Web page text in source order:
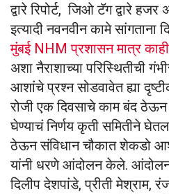
द्वारे रिपोर्ट, जिओ टॅग द्वारे
इत्यादी नवनवीन कामे
मुंबई NHM प्रशासन मात्र
अशा नैराशाच्या परिस्थितीची
आशांचे प्रश्न सोडवावेत ह्या
रोजी एक दिवसाचे काम बंद ठेऊन
घेण्याचं निर्णय कृती समितीने
ठेऊन संविधान चौकात शेकडो
यांनी धरणे आंदोलन केले.
दिलीप देशपांडे, प्रीती मेश्राम,